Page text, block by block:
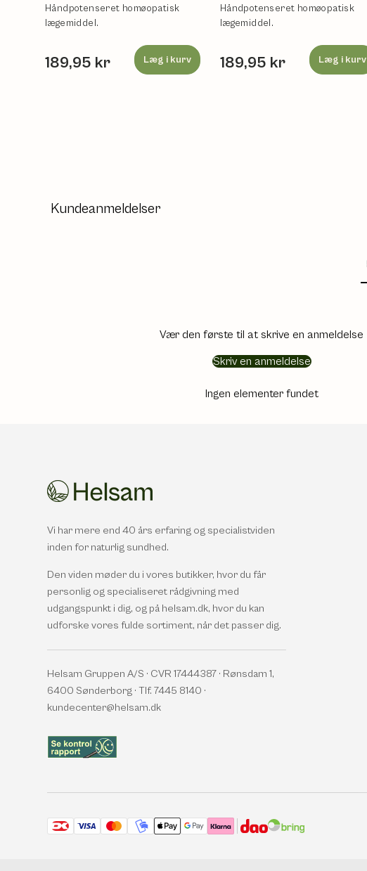
Håndpotenseret homøopatisk
lægemiddel.
189,95 kr Læg i kurv
Håndpotenseret homøopatisk
lægemiddel.
189,95 kr Læg i kurv
Kundeanmeldelser
Vær den første til at skrive en anmeldelse
Skriv en anmeldelse
Ingen elementer fundet
Vi har mere end 40 års erfaring og specialistviden
inden for naturlig sundhed.
Den viden møder du i vores butikker, hvor du får
personlig og specialiseret rådgivning med
udgangspunkt i dig, og på helsam.dk, hvor du kan
udforske vores fulde sortiment, når det passer dig.
Helsam Gruppen A/S · CVR 17444387 · Rønsdam 1,
6400 Sønderborg · Tlf. 7445 8140 ·
kundecenter@helsam.dk
Accepterede betalingsmetoder